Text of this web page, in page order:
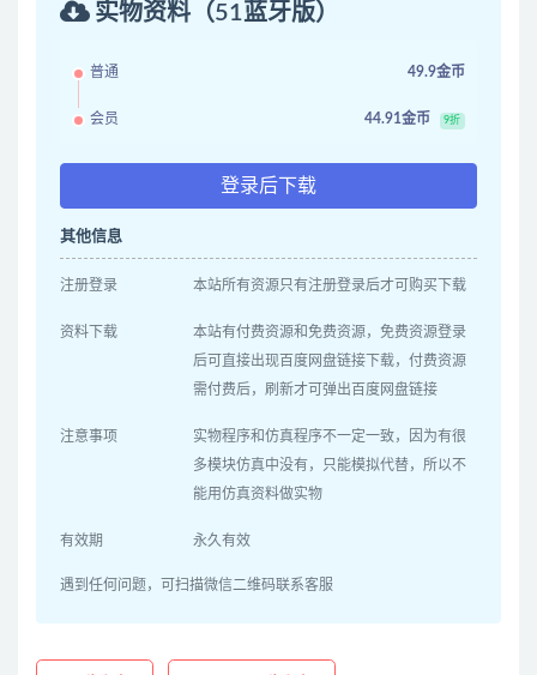
实物资料（51蓝牙版）
普通 49.9金币
会员 44.91金币 9折
登录后下载
其他信息
注册登录 本站所有资源只有注册登录后才可购买下载
资料下载
本站有付费资源和免费资源，免费资源登录
后可直接出现百度网盘链接下载，付费资源
需付费后，刷新才可弹出百度网盘链接
注意事项
实物程序和仿真程序不一定一致，因为有很
多模块仿真中没有，只能模拟代替，所以不
能用仿真资料做实物
有效期 永久有效
遇到任何问题，可扫描微信二维码联系客服